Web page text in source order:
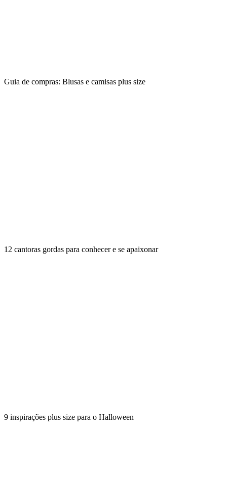
Guia de compras: Blusas e camisas plus size
12 cantoras gordas para conhecer e se apaixonar
9 inspirações plus size para o Halloween